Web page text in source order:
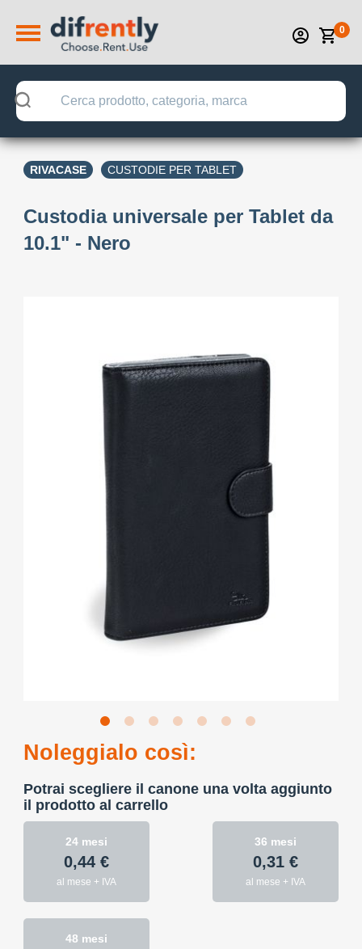
0
RIVACASE CUSTODIE PER TABLET
Custodia universale per Tablet da
10.1" - Nero
Noleggialo così:
Potrai scegliere il canone una volta aggiunto
il prodotto al carrello
24 mesi
0,44 €
al mese + IVA
36 mesi
0,31 €
al mese + IVA
48 mesi